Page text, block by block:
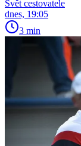
Svět cestovatele
dnes, 19:05
3 min